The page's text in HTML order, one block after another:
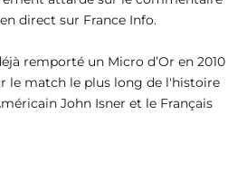
direct sur France Info.
remporté un Micro d’Or en 2010
le match le plus long de l'histoire
John Isner et le Français